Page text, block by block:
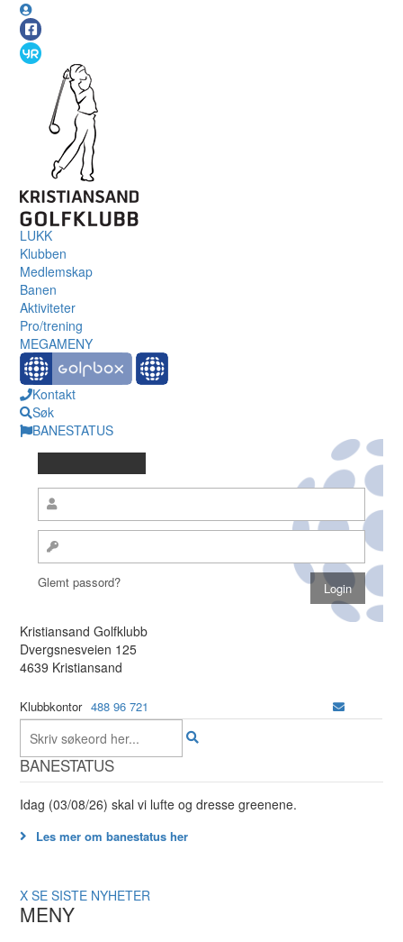
LUKK
Klubben
Medlemskap
Banen
Aktiviteter
Pro/trening
MEGAMENY
Kontakt
Søk
BANESTATUS
Glemt passord?
Kristiansand Golfklubb
Dvergsnesveien 125
4639 Kristiansand
Klubbkontor 488 96 721
BANESTATUS
Idag (03/08/26) skal vi lufte og dresse greenene.
Les mer om banestatus her
X SE SISTE NYHETER
MENY